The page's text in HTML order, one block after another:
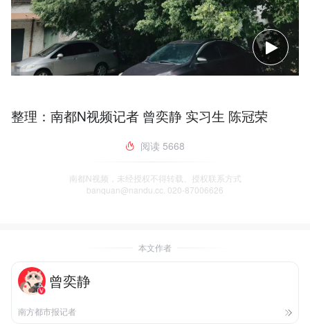
整理：南都N视频记者 曾奕静 实习生 陈冠荣
阅读 5668
南都N视频，未经授权不得转载、授权联系方式
banquan@nandu.cc. 020-87006626
本文作者
曾奕静
南方都市报记者